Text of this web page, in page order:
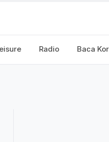
Radio Baca